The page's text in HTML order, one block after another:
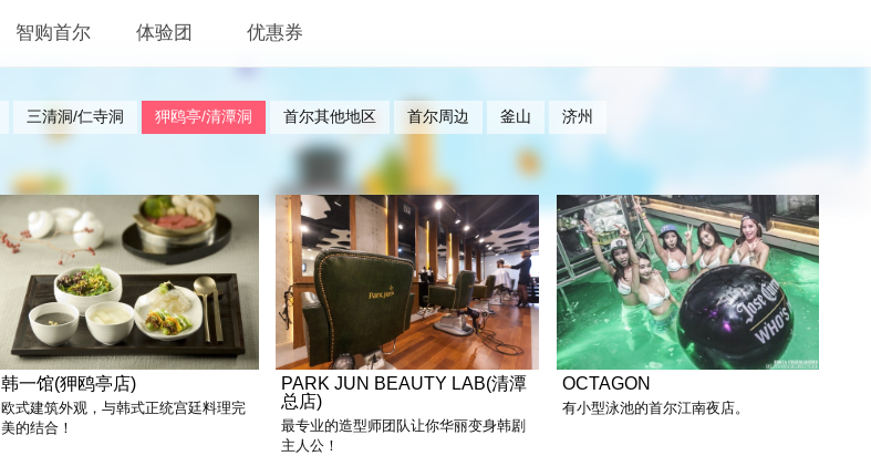
智购首尔 体验团 优惠券
三清洞/仁寺洞 狎鸥亭/清潭洞 首尔其他地区 首尔周边 釜山 济州
韩一馆(狎鸥亭店)
欧式建筑外观，与韩式正统宫廷料理完
美的结合！
PARK JUN BEAUTY LAB(清潭
总店)
最专业的造型师团队让你华丽变身韩剧
主人公！
OCTAGON
有小型泳池的首尔江南夜店。